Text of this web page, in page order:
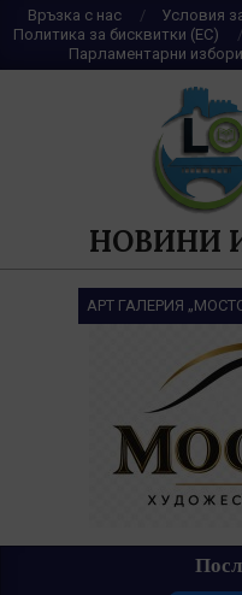
Skip
to
content
Връзка с нас Условия
Политика за бисквитки (ЕС)
Парламентарни
НОВИНИ
АРТ ГАЛЕРИЯ